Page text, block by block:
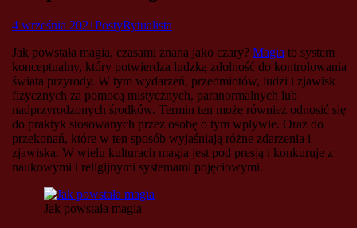
4 września 2021PostyRytualista
Jak powstała magia, czasami znana jako czary? Magia to system
konceptualny, który potwierdza ludzką zdolność do kontrolowania
świata przyrody. W tym wydarzeń, przedmiotów, ludzi i zjawisk
fizycznych za pomocą mistycznych, paranormalnych lub
nadprzyrodzonych środków. Termin ten może również odnosić się
do praktyk stosowanych przez osobę o tym wpływie. Oraz do
przekonań, które w ten sposób wyjaśniają różne zdarzenia i
zjawiska. W wielu kulturach magia jest pod presją i konkuruje z
naukowymi i religijnymi systemami pojęciowymi.
Jak powstała magia